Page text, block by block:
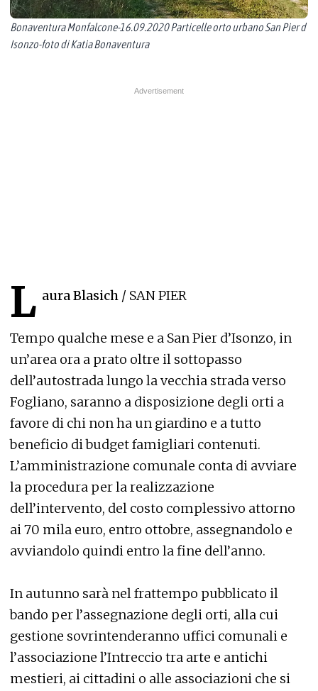
Bonaventura Monfalcone-16.09.2020 Particelle orto urbano San Pier d
Isonzo-foto di Katia Bonaventura
L aura Blasich / SAN PIER
Tempo qualche mese e a San Pier d’Isonzo, in
un’area ora a prato oltre il sottopasso
dell’autostrada lungo la vecchia strada verso
Fogliano, saranno a disposizione degli orti a
favore di chi non ha un giardino e a tutto
beneficio di budget famigliari contenuti.
L’amministrazione comunale conta di avviare
la procedura per la realizzazione
dell’intervento, del costo complessivo attorno
ai 70 mila euro, entro ottobre, assegnandolo e
avviandolo quindi entro la fine dell’anno.
In autunno sarà nel frattempo pubblicato il
bando per l’assegnazione degli orti, alla cui
gestione sovrintenderanno uffici comunali e
l’associazione l’Intreccio tra arte e antichi
mestieri, ai cittadini o alle associazioni che si